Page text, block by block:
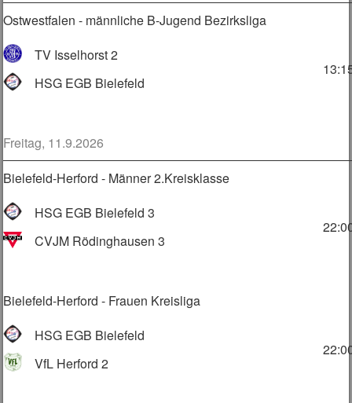
Ostwestfalen - männliche B-Jugend Bezirksliga
TV Isselhorst 2
HSG EGB Bielefeld
Freitag, 11.9.2026
Bielefeld-Herford - Männer 2.Kreisklasse
HSG EGB Bielefeld 3
CVJM Rödinghausen 3
Bielefeld-Herford - Frauen Kreisliga
HSG EGB Bielefeld
VfL Herford 2